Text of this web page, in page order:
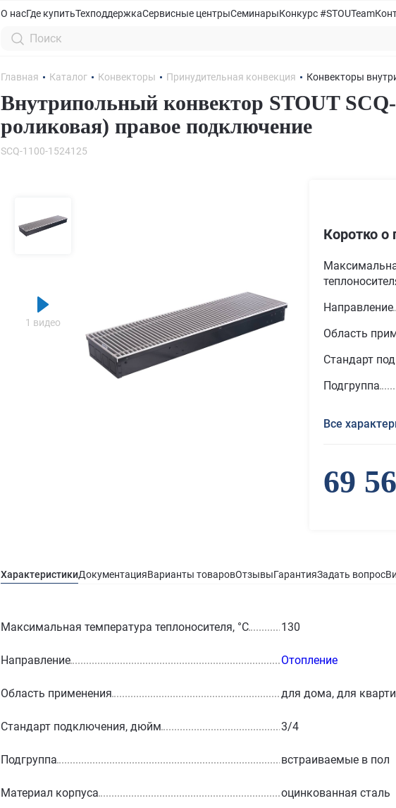
О насГде купитьТехподдержкаСервисные центрыСеминарыКонкурс #STOUTeam
Главная Каталог Конвекторы Принудительная конвекция Конвекторы
Внутрипольный конвектор STOUT
роликовая) правое подключение
SCQ-1100-1524125
1 видео
Коротко о
Направление
Область
Стандарт
Подгруппа
Все
69
ХарактеристикиДокументацияВарианты товаровОтзывыГарантияЗадать вопрос
Максимальная температура теплоносителя, °С 130
Направление Отопление
Область применения для дома, для
Стандарт подключения, дюйм 3/4
Подгруппа встраиваемые в пол
Материал корпуса оцинкованная сталь